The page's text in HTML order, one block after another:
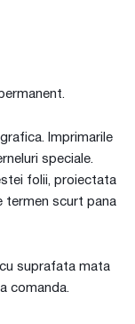
Imprimarile
speciale.
folii, proiectata
termen scurt pana
suprafata mata
comanda.